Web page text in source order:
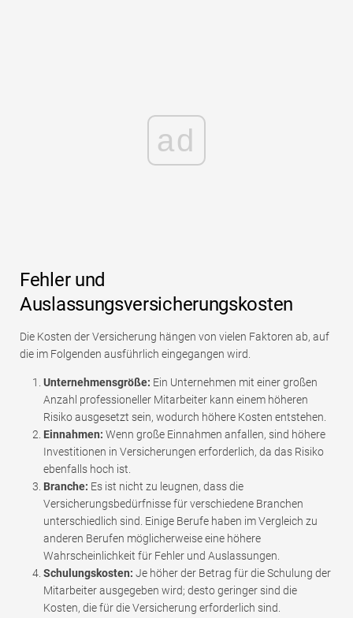
ad
Fehler und
Auslassungsversicherungskosten
Die Kosten der Versicherung hängen von vielen Faktoren ab, auf
die im Folgenden ausführlich eingegangen wird.
Unternehmensgröße: Ein Unternehmen mit einer großen
Anzahl professioneller Mitarbeiter kann einem höheren
Risiko ausgesetzt sein, wodurch höhere Kosten entstehen.
Einnahmen: Wenn große Einnahmen anfallen, sind höhere
Investitionen in Versicherungen erforderlich, da das Risiko
ebenfalls hoch ist.
Branche: Es ist nicht zu leugnen, dass die
Versicherungsbedürfnisse für verschiedene Branchen
unterschiedlich sind. Einige Berufe haben im Vergleich zu
anderen Berufen möglicherweise eine höhere
Wahrscheinlichkeit für Fehler und Auslassungen.
Schulungskosten: Je höher der Betrag für die Schulung der
Mitarbeiter ausgegeben wird; desto geringer sind die
Kosten, die für die Versicherung erforderlich sind.